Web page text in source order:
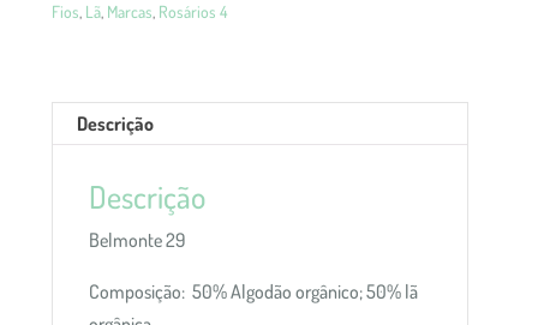
Fios, Lã, Marcas, Rosários 4
Descrição
Descrição
Belmonte 29
Composição: 50% Algodão orgânico; 50% lã